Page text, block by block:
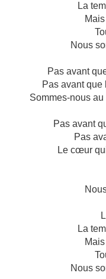
La
Nous
Pas avant
Pas avant que
Sommes-nous
Pas avant
Pas
Le cœur
La
Nous